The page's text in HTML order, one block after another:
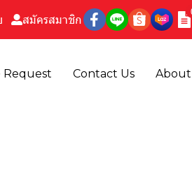
สมัครสมาชิก
Request Contact Us About